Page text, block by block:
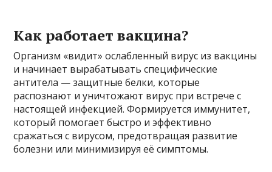
Как работает вакцина?
Организм «видит» ослабленный вирус из вакцины
и начинает вырабатывать специфические
антитела — защитные белки, которые
распознают и уничтожают вирус при встрече с
настоящей инфекцией. Формируется иммунитет,
который помогает быстро и эффективно
сражаться с вирусом, предотвращая развитие
болезни или минимизируя её симптомы.